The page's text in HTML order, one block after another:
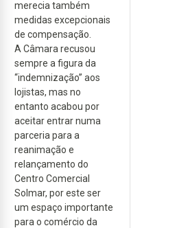
merecia também
medidas excepcionais
de compensação.
A Câmara recusou
sempre a figura da
“indemnização” aos
lojistas, mas no
entanto acabou por
aceitar entrar numa
parceria para a
reanimação e
relançamento do
Centro Comercial
Solmar, por este ser
um espaço importante
para o comércio da